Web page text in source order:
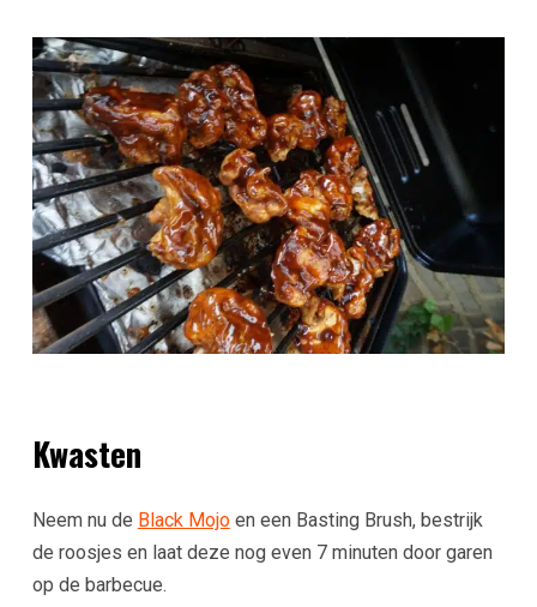
Kwasten
Neem nu de Black Mojoen een Basting Brush, bestrijk
de roosjes en laat deze nog even 7 minuten door garen
op de barbecue.